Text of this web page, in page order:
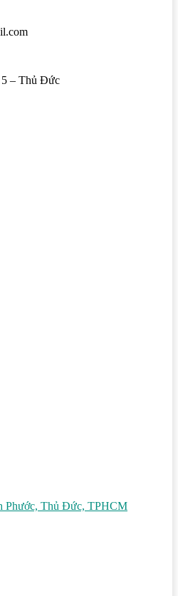
– Thủ Đức
Phước, Thủ Đức, TPHCM